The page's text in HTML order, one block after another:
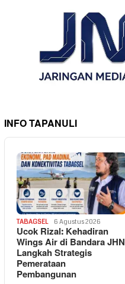
INFO TAPANULI
TABAGSEL 6 Agustus 2026
Ucok Rizal: Kehadiran
Wings Air di Bandara JHN
Langkah Strategis
Pemerataan
Pembangunan